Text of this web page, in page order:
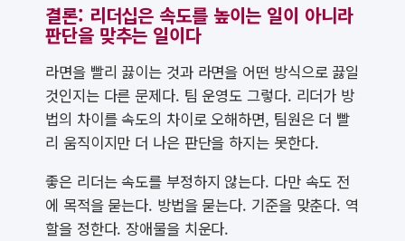
결론: 리더십은 속도를 높이는 일이 아니라
판단을 맞추는 일이다
라면을 빨리 끓이는 것과 라면을 어떤 방식으로 끓일
것인지는 다른 문제다. 팀 운영도 그렇다. 리더가 방
법의 차이를 속도의 차이로 오해하면, 팀원은 더 빨
리 움직이지만 더 나은 판단을 하지는 못한다.
좋은 리더는 속도를 부정하지 않는다. 다만 속도 전
에 목적을 묻는다. 방법을 묻는다. 기준을 맞춘다. 역
할을 정한다. 장애물을 치운다.